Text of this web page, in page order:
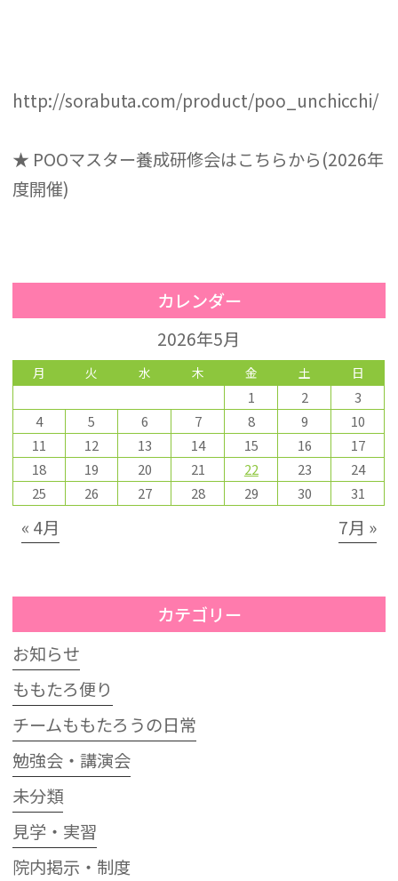
http://sorabuta.com/product/poo_unchicchi/
★ POOマスター養成研修会はこちらから(2026年
度開催)
カレンダー
2026年5月
月 火 水 木 金 土 日
1 2
3
4
5 6 7 8 9
10
11
12 13 14 15 16
17
18
19 20 21 22 23
24
25
26 27 28 29 30 31
« 4月 7月 »
カテゴリー
お知らせ
ももたろ便り
チームももたろうの日常
勉強会・講演会
未分類
見学・実習
院内掲示・制度